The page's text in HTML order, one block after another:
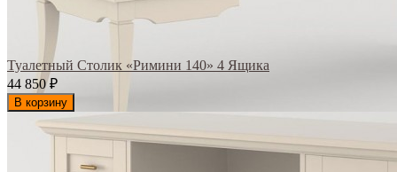
Туалетный Столик «Римини 140» 4 Ящика
44 850₽
В корзину